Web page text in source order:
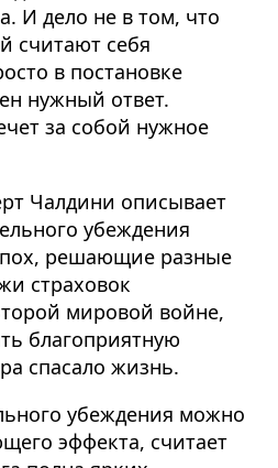
И дело не в том, что
считают себя
в постановке
нужный ответ.
за собой нужное
Чалдини описывает
убеждения
решающие разные
страховок
мировой войне,
благоприятную
спасало жизнь.
убеждения можно
эффекта, считает